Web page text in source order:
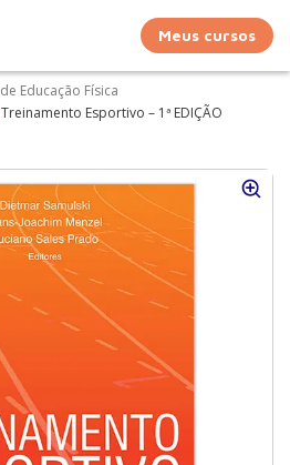
Meus cursos
Educação Física
Treinamento Esportivo – 1ª EDIÇÃO